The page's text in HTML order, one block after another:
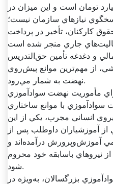
کمتر از 500 ميليارد تومان است و اين ميزان در
نيازهاي سازمان نيست؛
کارکنان، تأخير در پرداخت
و دغدغه تأمين حق‌التدريس
از مهم‌ترين موانع پيش‌روي
نهضت به شمار مي‌رود.
مأموريت نهضت سوادآموزي
سوادآموزي با موانع ساختاري
انساني مجرب، يکي از اين
آموزشياران داوطلب پس از
رسمي آموزش‌وپرورش درآمده‌اند و
باسابقه خود محروم
شود.
بزرگسالان، به‌ويژه در